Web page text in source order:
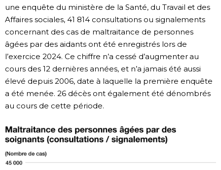
une enquête du ministère de la Santé, du Travail et des
Affaires sociales, 41 814 consultations ou signalements
concernant des cas de maltraitance de personnes
âgées par des aidants ont été enregistrés lors de
l’exercice 2024. Ce chiffre n’a cessé d’augmenter au
cours des 12 dernières années, et n’a jamais été aussi
élevé depuis 2006, date à laquelle la première enquête
a été menée. 26 décès ont également été dénombrés
au cours de cette période.